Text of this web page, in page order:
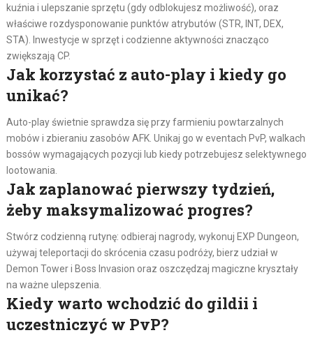
kuźnia i ulepszanie sprzętu (gdy odblokujesz możliwość), oraz
właściwe rozdysponowanie punktów atrybutów (STR, INT, DEX,
STA). Inwestycje w sprzęt i codzienne aktywności znacząco
zwiększają CP.
Jak korzystać z auto-play i kiedy go
unikać?
Auto-play świetnie sprawdza się przy farmieniu powtarzalnych
mobów i zbieraniu zasobów AFK. Unikaj go w eventach PvP, walkach
bossów wymagających pozycji lub kiedy potrzebujesz selektywnego
lootowania.
Jak zaplanować pierwszy tydzień,
żeby maksymalizować progres?
Stwórz codzienną rutynę: odbieraj nagrody, wykonuj EXP Dungeon,
używaj teleportacji do skrócenia czasu podróży, bierz udział w
Demon Tower i Boss Invasion oraz oszczędzaj magiczne kryształy
na ważne ulepszenia.
Kiedy warto wchodzić do gildii i
uczestniczyć w PvP?